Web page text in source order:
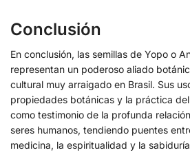
Conclusión
En conclusión, las semillas de Yopo o
representan un poderoso aliado
cultural muy arraigado en Brasil. Sus
propiedades botánicas y la práctica
como testimonio de la profunda
seres humanos, tendiendo puentes
medicina, la espiritualidad y la